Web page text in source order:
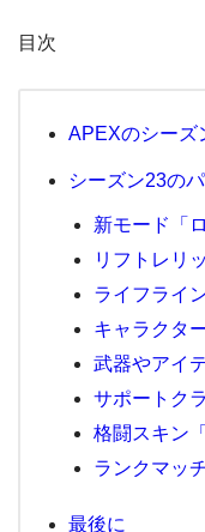
目次
APEXのシーズ
シーズン23の
新モード「
リフトレリ
ライフライ
キャラクタ
武器やアイ
サポートク
格闘スキン
ランクマッ
最後に